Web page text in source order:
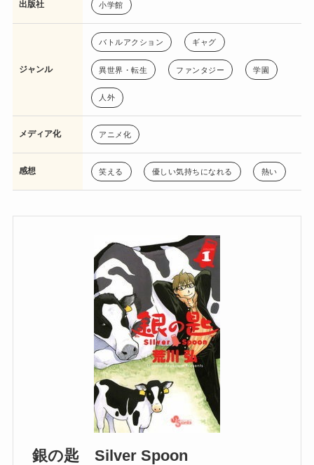
出版社 小学館
ジャンル
バトルアクション ギャグ
異世界・転生 ファンタジー 学園
人外
メディア化 アニメ化
感想 笑える 優しい気持ちになれる 熱い
銀の匙 Silver Spoon